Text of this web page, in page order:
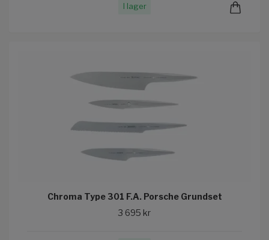
I lager
Chroma Type 301 F.A. Porsche Grundset
3 695 kr